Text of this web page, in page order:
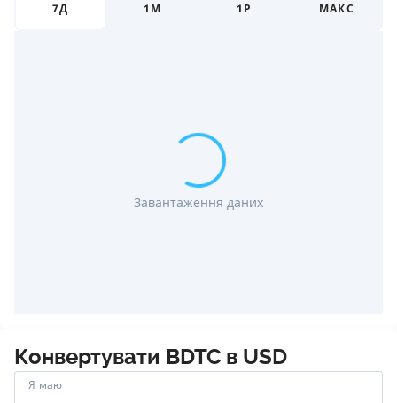
7Д 1М 1Р МАКС
Завантаження даних
Конвертувати BDTC в USD
Я маю